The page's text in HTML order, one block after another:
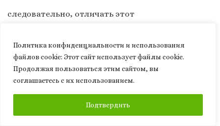
Политика конфиденциальности и использования
файлов сookie: Этот сайт использует файлы cookie.
Продолжая пользоваться этим сайтом, вы
соглашаетесь с их использованием.
Подтвердить
следовательно, отличать этот
Р.М.
) от каких бы то ни было различий в
фактических нормах отдачи в зависимости от
возраста среди тех, кто остается на этом
фронте»
.
Что касается эффекта Матфея и связанного с
ним накопления пре- имуществ, то: